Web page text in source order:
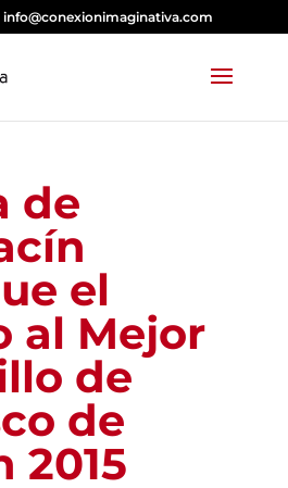
info@conexionimaginativa.com
de
el
al Mejor
de
de
2015